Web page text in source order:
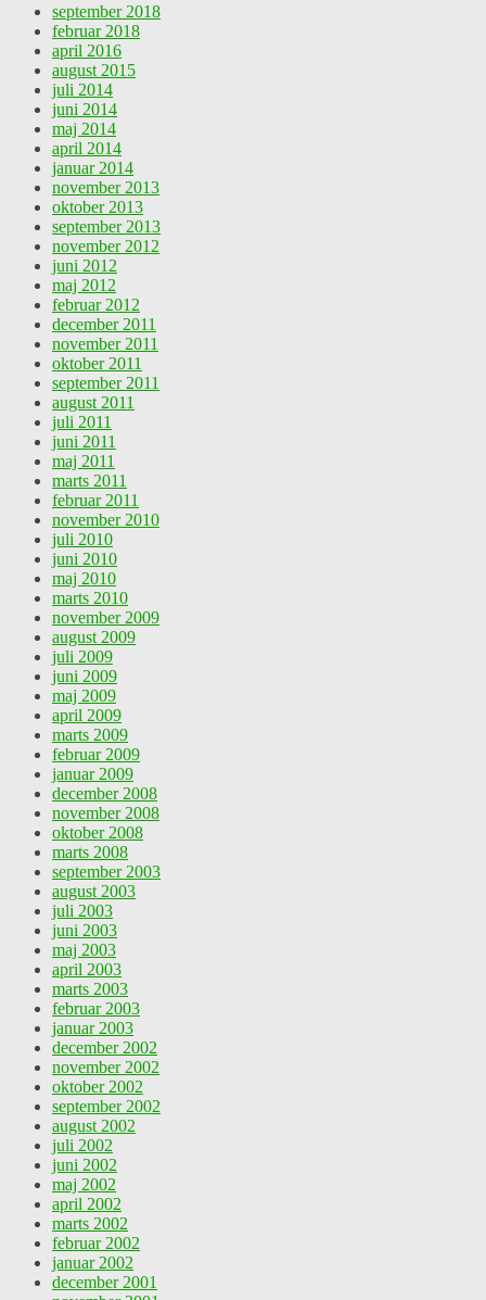
september 2018
februar 2018
april 2016
august 2015
juli 2014
juni 2014
maj 2014
april 2014
januar 2014
november 2013
oktober 2013
september 2013
november 2012
juni 2012
maj 2012
februar 2012
december 2011
november 2011
oktober 2011
september 2011
august 2011
juli 2011
juni 2011
maj 2011
marts 2011
februar 2011
november 2010
juli 2010
juni 2010
maj 2010
marts 2010
november 2009
august 2009
juli 2009
juni 2009
maj 2009
april 2009
marts 2009
februar 2009
januar 2009
december 2008
november 2008
oktober 2008
marts 2008
september 2003
august 2003
juli 2003
juni 2003
maj 2003
april 2003
marts 2003
februar 2003
januar 2003
december 2002
november 2002
oktober 2002
september 2002
august 2002
juli 2002
juni 2002
maj 2002
april 2002
marts 2002
februar 2002
januar 2002
december 2001